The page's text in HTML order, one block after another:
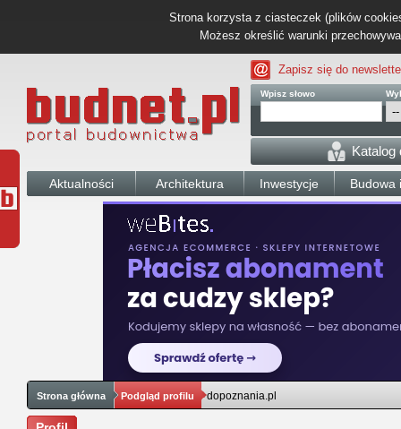
Strona korzysta z ciasteczek (plików
Możesz określić warunki
Zapisz się do
Wpisz słowo
Katalog
Aktualności Architektura Inwestycje Budowa
Strona główna Podgląd profilu dopoznania.pl